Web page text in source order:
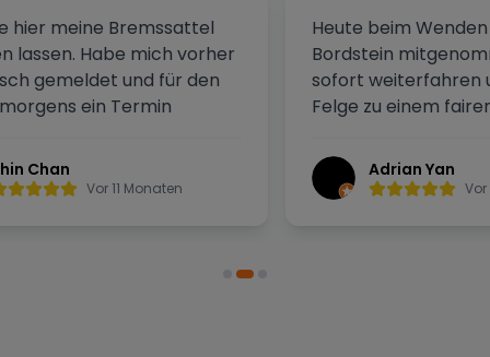
hier meine Bremssattel
lassen. Habe mich vorher
gemeldet und für den
ein Termin
und sein Mitarbeiter
und tolle Arbeit
Chan
Vor 11 Monaten
Heute beim
Bordstein
sofort weiterfahren
Felge zu einem
habe ich meine
Bremssättel
Adrian Yan
Vor